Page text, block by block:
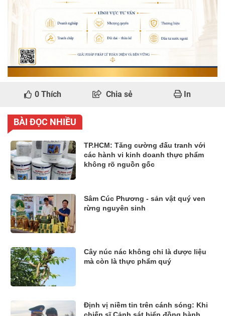
0 Thích Chia sẻ In
BÀI ĐỌC NHIỀU
TP.HCM: Tăng cường đấu tranh với
các hành vi kinh doanh thực phẩm
không rõ nguồn gốc
Sâm Cúc Phương - sản vật quý ven
rừng nguyên sinh
Cây núc nác không chỉ là dược liệu
mà còn là thực phẩm quý
Định vị niềm tin trên cánh sóng: Khi